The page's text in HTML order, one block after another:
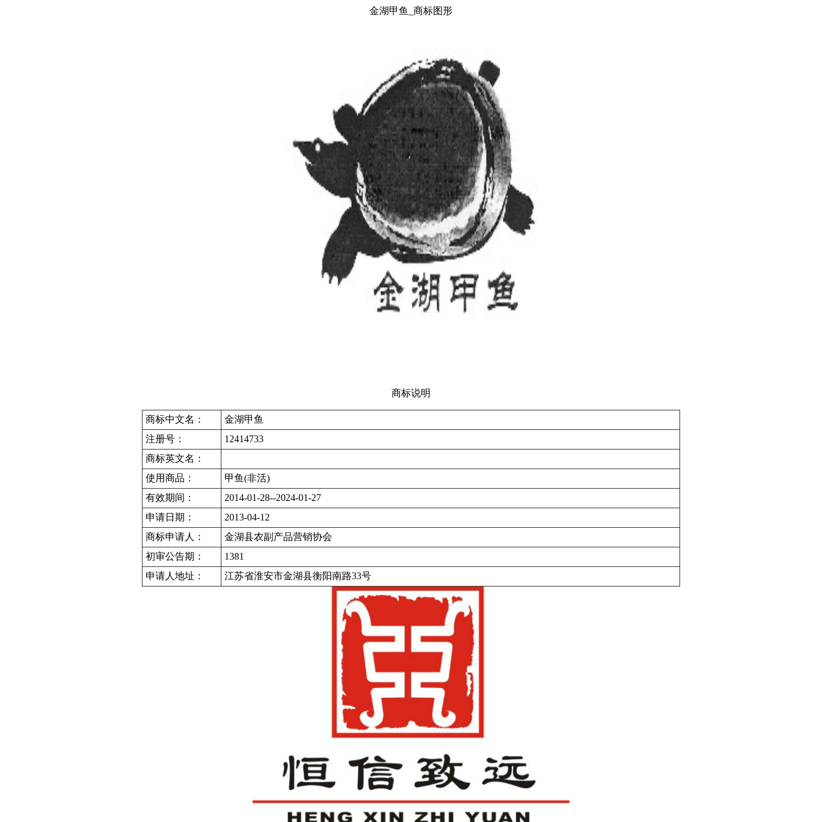
金湖甲鱼_商标图形
商标说明
商标中文名：
金湖甲鱼
注册号：
12414733
商标英文名：
使用商品：
甲鱼(非活)
有效期间：
2014-01-28--2024-01-27
申请日期：
2013-04-12
商标申请人：
金湖县农副产品营销协会
初审公告期：
1381
申请人地址：
江苏省淮安市金湖县衡阳南路33号